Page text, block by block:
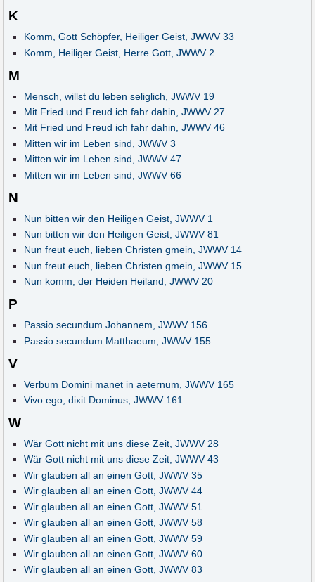
K
Komm, Gott Schöpfer, Heiliger Geist, JWWV 33
Komm, Heiliger Geist, Herre Gott, JWWV 2
M
Mensch, willst du leben seliglich, JWWV 19
Mit Fried und Freud ich fahr dahin, JWWV 27
Mit Fried und Freud ich fahr dahin, JWWV 46
Mitten wir im Leben sind, JWWV 3
Mitten wir im Leben sind, JWWV 47
Mitten wir im Leben sind, JWWV 66
N
Nun bitten wir den Heiligen Geist, JWWV 1
Nun bitten wir den Heiligen Geist, JWWV 81
Nun freut euch, lieben Christen gmein, JWWV 14
Nun freut euch, lieben Christen gmein, JWWV 15
Nun komm, der Heiden Heiland, JWWV 20
P
Passio secundum Johannem, JWWV 156
Passio secundum Matthaeum, JWWV 155
V
Verbum Domini manet in aeternum, JWWV 165
Vivo ego, dixit Dominus, JWWV 161
W
Wär Gott nicht mit uns diese Zeit, JWWV 28
Wär Gott nicht mit uns diese Zeit, JWWV 43
Wir glauben all an einen Gott, JWWV 35
Wir glauben all an einen Gott, JWWV 44
Wir glauben all an einen Gott, JWWV 51
Wir glauben all an einen Gott, JWWV 58
Wir glauben all an einen Gott, JWWV 59
Wir glauben all an einen Gott, JWWV 60
Wir glauben all an einen Gott, JWWV 83